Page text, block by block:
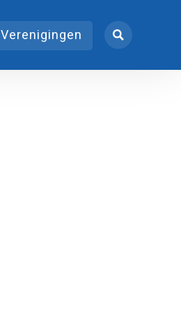
Verenigingen